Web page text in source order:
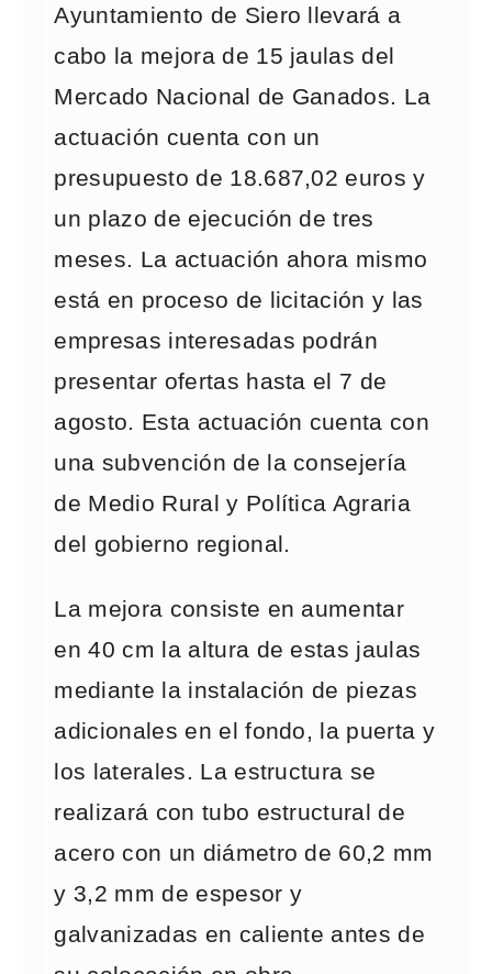
Ayuntamiento de Siero llevará a
cabo la mejora de 15 jaulas del
Mercado Nacional de Ganados. La
actuación cuenta con un
presupuesto de 18.687,02 euros y
un plazo de ejecución de tres
meses. La actuación ahora mismo
está en proceso de licitación y las
empresas interesadas podrán
presentar ofertas hasta el 7 de
agosto. Esta actuación cuenta con
una subvención de la consejería
de Medio Rural y Política Agraria
del gobierno regional.
La mejora consiste en aumentar
en 40 cm la altura de estas jaulas
mediante la instalación de piezas
adicionales en el fondo, la puerta y
los laterales. La estructura se
realizará con tubo estructural de
acero con un diámetro de 60,2 mm
y 3,2 mm de espesor y
galvanizadas en caliente antes de